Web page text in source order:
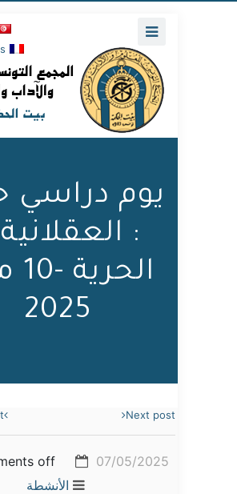
يوم دراسي
:
2025
Next post
07/05/2025
off
الأنشطة